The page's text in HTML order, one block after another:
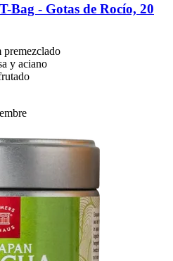
T-​Bag -​ Gotas de Rocío, 20
premezclado
y aciano